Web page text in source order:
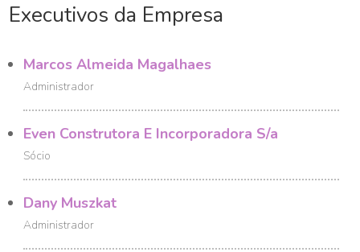
Executivos da Empresa
Marcos Almeida Magalhaes
Administrador
Even Construtora E Incorporadora S/a
Sócio
Dany Muszkat
Administrador